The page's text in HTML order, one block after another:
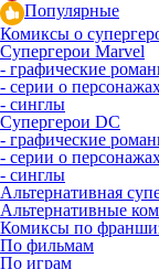
Популярные
Комиксы о
Супергерои Marvel
- графические
- серии о
- синглы
Супергерои DC
- графические
- серии о
- синглы
Альтернативная
Альтернативные
Комиксы по
По фильмам
По играм